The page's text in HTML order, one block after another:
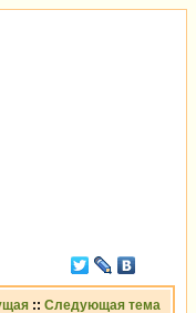
:: Следующая тема